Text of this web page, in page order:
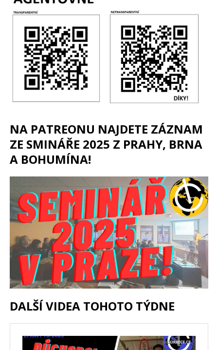
NA PATREONU NAJDETE ZÁZNAM
ZE SMINÁŘE 2025 Z PRAHY, BRNA
A BOHUMÍNA!
DALŠÍ VIDEA TOHOTO TÝDNE